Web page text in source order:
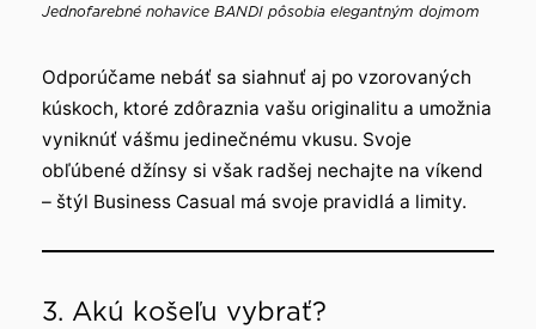
Jednofarebné nohavice BANDI pôsobia elegantným dojmom
Odporúčame nebáť sa siahnuť aj po vzorovaných
kúskoch, ktoré zdôraznia vašu originalitu a umožnia
vyniknúť vášmu jedinečnému vkusu. Svoje
obľúbené džínsy si však radšej nechajte na víkend
– štýl Business Casual má svoje pravidlá a limity.
3. Akú košeľu vybrať?